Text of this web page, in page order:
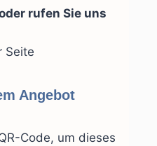
rufen Sie uns
Angebot
Code, um dieses